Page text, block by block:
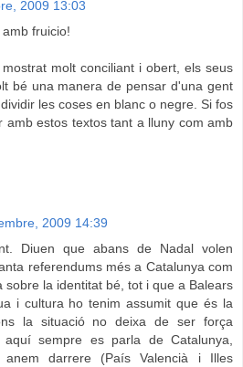
2009 13:03
fruicio!
molt conciliant i obert, els seus
bé una manera de pensar d'una gent
les coses en blanc o negre. Si fos
amb estos textos tant a lluny com amb
2009 14:39
Diuen que abans de Nadal volen
referendums més a Catalunya com
sobre la identitat bé, tot i que a Balears
i cultura ho tenim assumit que és la
la situació no deixa de ser força
sempre es parla de Catalunya,
anem darrere (País Valencià i Illes